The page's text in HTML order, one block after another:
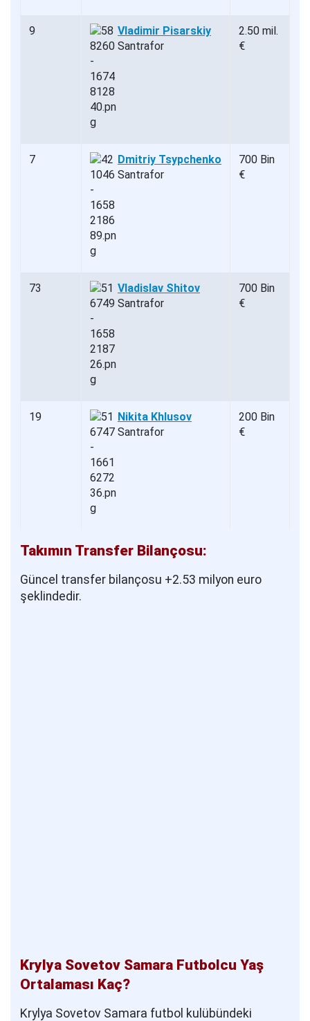
9
Vladimir Pisarskiy
Santrafor
2.50 mil.
€
7
Dmitriy Tsypchenko
Santrafor
700 Bin
€
73
Vladislav Shitov
Santrafor
700 Bin
€
19
Nikita Khlusov
Santrafor
200 Bin
€
Takımın Transfer Bilançosu:
Güncel transfer bilançosu +2.53 milyon euro
şeklindedir.
Krylya Sovetov Samara Futbolcu Yaş
Ortalaması Kaç?
Krylya Sovetov Samara futbol kulübündeki